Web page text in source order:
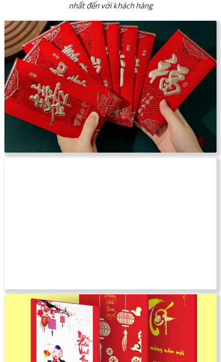
nhất đến với khách hàng